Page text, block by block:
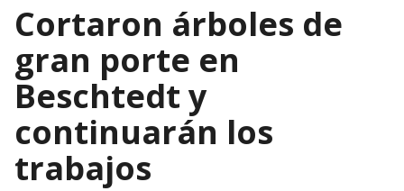
Cortaron árboles de
gran porte en
Beschtedt y
continuarán los
trabajos